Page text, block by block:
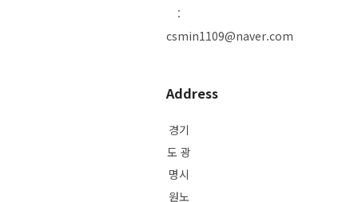
:
csmin1109@naver.com
Address
경기
도 광
명시
원노